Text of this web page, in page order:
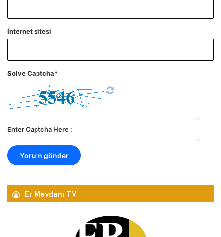
İnternet sitesi
Solve Captcha*
Enter Captcha Here :
Er Meydanı TV